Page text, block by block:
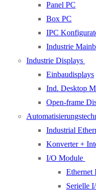
Panel PC
Box PC
IPC
Industrie
Industrie Displays
Einbaudisplays
Ind. Desktop
Open-frame
Industrial
Konverter +
I/O Module
Ethernet
Serielle